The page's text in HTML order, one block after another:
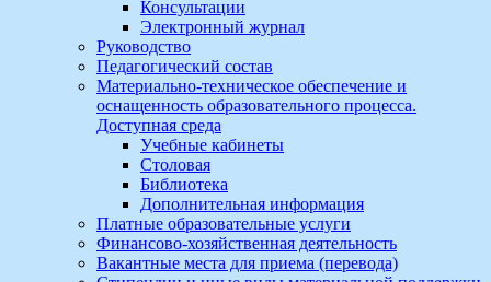
Консультации
Электронный журнал
Руководство
Педагогический состав
Материально-техническое обеспечение и
оснащенность образовательного процесса.
Доступная среда
Учебные кабинеты
Столовая
Библиотека
Дополнительная информация
Платные образовательные услуги
Финансово-хозяйственная деятельность
Вакантные места для приема (перевода)